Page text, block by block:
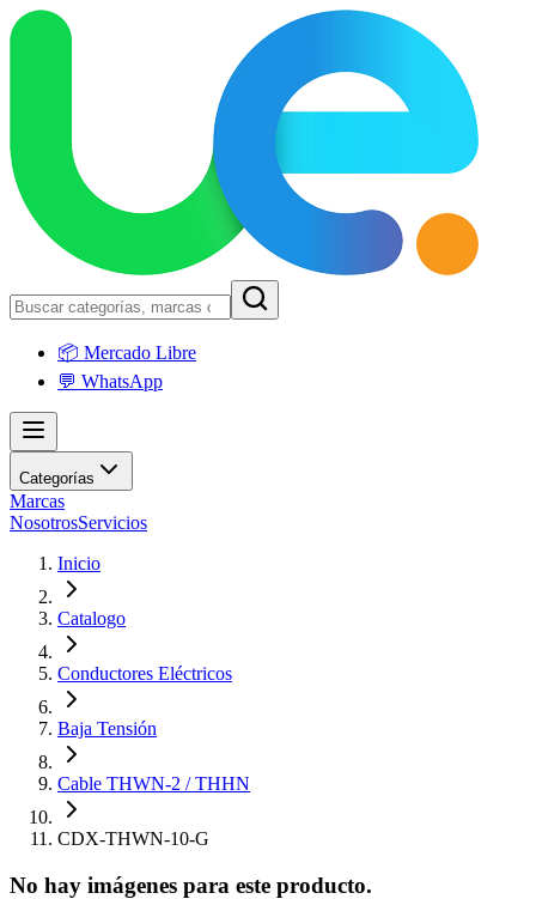
📦 Mercado Libre
💬 WhatsApp
Categorías
Marcas
NosotrosServicios
Inicio
Catalogo
Conductores Eléctricos
Baja Tensión
Cable THWN-2 / THHN
CDX-THWN-10-G
No hay imágenes para este producto.